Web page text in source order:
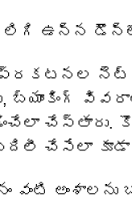
ఉన్న
చేస్తారు.
చేసేలా కూడా